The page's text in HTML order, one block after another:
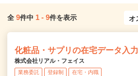
全 9件中 1 - 9件を表示
化粧品・サプリの在宅データ入力
株式会社リアル・フェイス
業務委託 登録制 在宅・内職